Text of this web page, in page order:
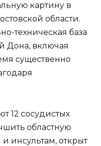
картину в
области.
техническая база
Дона, включая
существенно
12 сосудистых
областную
инсультам, открыт